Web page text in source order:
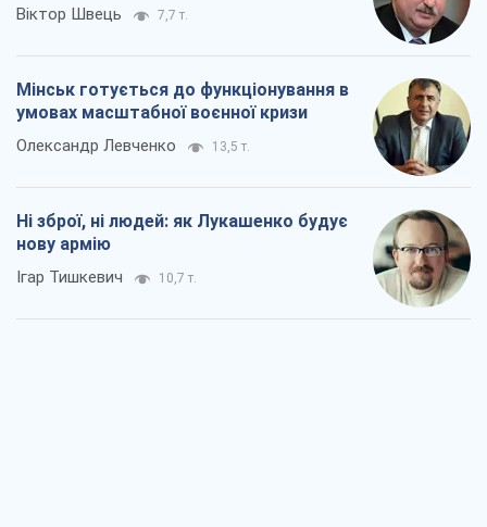
Віктор Швець 7,7 т.
Мінськ готується до функціонування в
умовах масштабної воєнної кризи
Олександр Левченко 13,5 т.
Ні зброї, ні людей: як Лукашенко будує
нову армію
Ігар Тишкевич 10,7 т.